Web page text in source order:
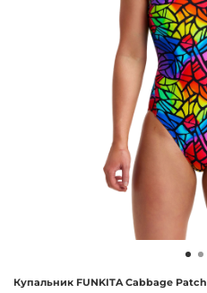
Купальник FUNKITA Cabbage Patch